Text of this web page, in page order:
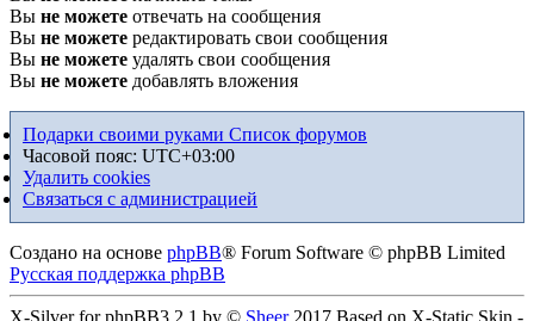
Вы не можете отвечать на сообщения
Вы не можете редактировать свои сообщения
Вы не можете удалять свои сообщения
Вы не можете добавлять вложения
Подарки своими руками Список форумов
Часовой пояс: UTC+03:00
Удалить cookies
Связаться с администрацией
Создано на основе phpBB® Forum Software © phpBB Limited
Русская поддержка phpBB